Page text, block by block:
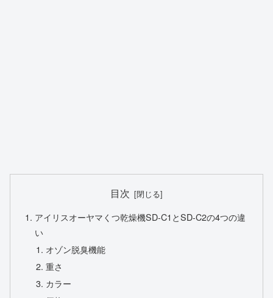
目次
アイリスオーヤマくつ乾燥機SD-C1とSD-C2の4つの違
い
オゾン脱臭機能
重さ
カラー